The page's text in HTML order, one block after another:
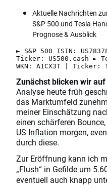
Aktuelle Nachrichten
S&P 500 und Tesla
Prognose & Ausblick
► S&P 500 ISIN:
Ticker: US500.cash ►
WKN: A1CX3T | Ticker:
Zunächst blicken wir auf
Analyse heute früh
das Marktumfeld
meiner Einschätzung
einen schärferen
US Inflation morgen,
durch diese.
Zur Eröffnung kann ich
„Flush“ in Gefilde um
eventuell auch knapp